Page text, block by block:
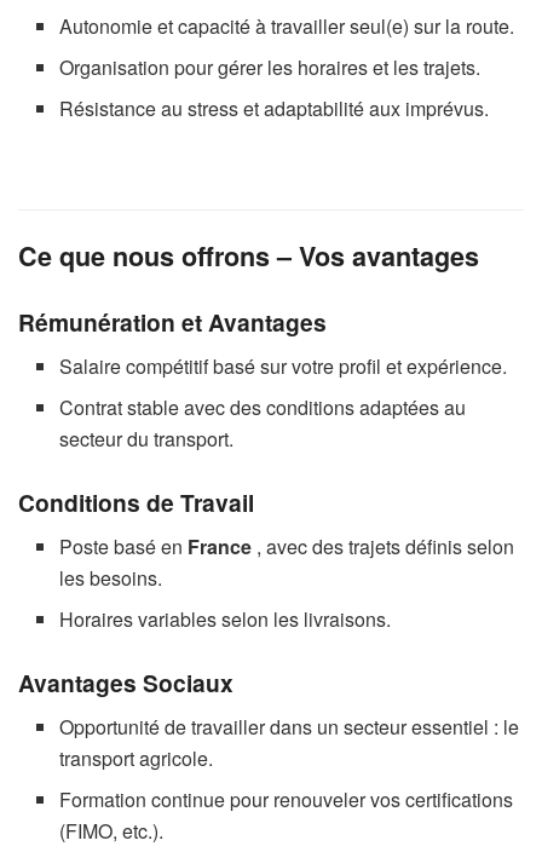
Autonomie et capacité à travailler seul(e) sur la route.
Organisation pour gérer les horaires et les trajets.
Résistance au stress et adaptabilité aux imprévus.
Ce que nous offrons – Vos avantages
Rémunération et Avantages
Salaire compétitif basé sur votre profil et expérience.
Contrat stable avec des conditions adaptées au
secteur du transport.
Conditions de Travail
Poste basé en France , avec des trajets définis selon
les besoins.
Horaires variables selon les livraisons.
Avantages Sociaux
Opportunité de travailler dans un secteur essentiel : le
transport agricole.
Formation continue pour renouveler vos certifications
(FIMO, etc.).